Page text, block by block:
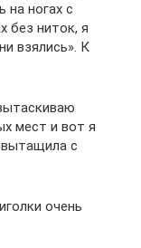
на ногах с
без ниток, я
взялись». К
мест и вот я
с
очень